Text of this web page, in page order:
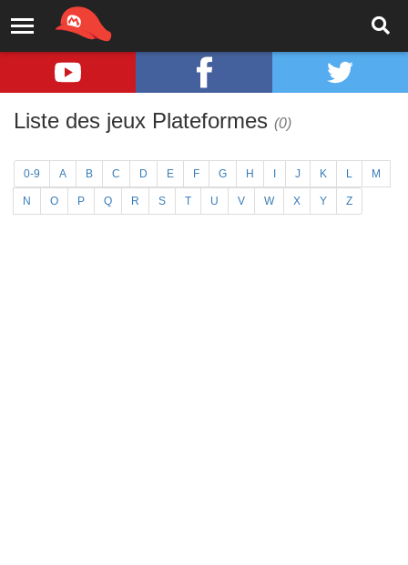
Liste des jeux Plateformes (0)
0-9 A B C D E F G H J K L M
N O P Q R S T U V W X Y Z